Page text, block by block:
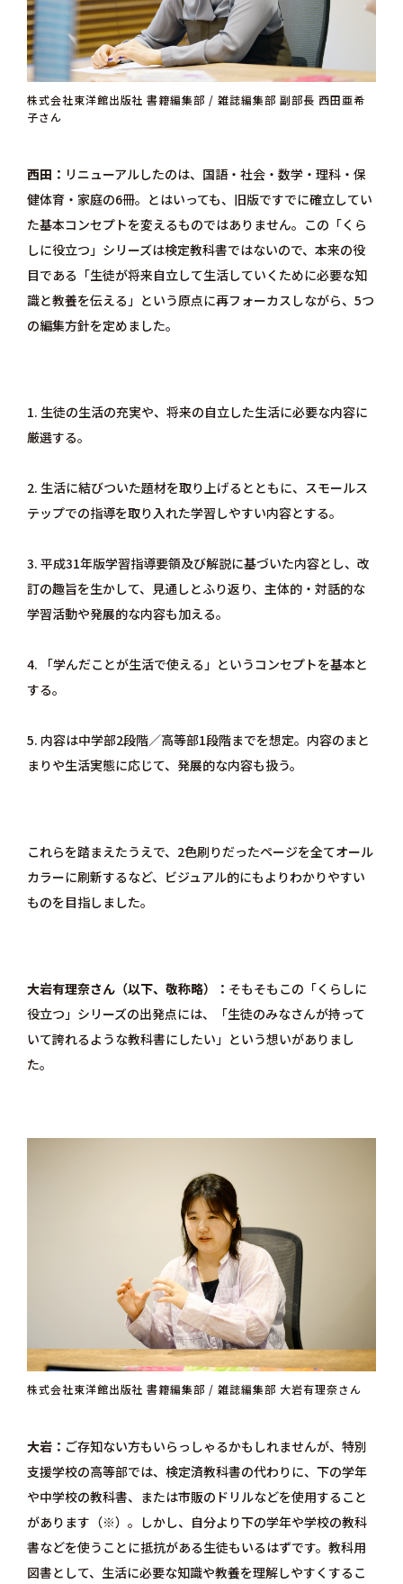
株式会社東洋館出版社 書籍編集部 / 雑誌編集部 副部長 西田亜希
子さん
西田
リニューアルしたのは、国語・社会・数学・理科・保
健体育・家庭の6冊。とはいっても、旧版ですでに確立してい
た基本コンセプトを変えるものではありません。この「くら
しに役立つ」シリーズは検定教科書ではないので、本来の役
目である「生徒が将来自立して生活していくために必要な知
識と教養を伝える」という原点に再フォーカスしながら、5つ
の編集方針を定めました。
1. 生徒の生活の充実や、将来の自立した生活に必要な内容に
厳選する。
2. 生活に結びついた題材を取り上げるとともに、スモールス
テップでの指導を取り入れた学習しやすい内容とする。
3. 平成31年版学習指導要領及び解説に基づいた内容とし、改
訂の趣旨を生かして、見通しとふり返り、主体的・対話的な
学習活動や発展的な内容も加える。
4. 「学んだことが生活で使える」というコンセプトを基本と
する。
5. 内容は中学部2段階／高等部1段階までを想定。内容のまと
まりや生活実態に応じて、発展的な内容も扱う。
これらを踏まえたうえで、2色刷りだったページを全てオール
カラーに刷新するなど、ビジュアル的にもよりわかりやすい
ものを目指しました。
大岩有理奈さん（以下、敬称略）
そもそもこの「くらしに
役立つ」シリーズの出発点には、「生徒のみなさんが持って
いて誇れるような教科書にしたい」という想いがありまし
た。
株式会社東洋館出版社 書籍編集部 / 雑誌編集部 大岩有理奈さん
大岩
ご存知ない方もいらっしゃるかもしれませんが、特別
支援学校の高等部では、検定済教科書の代わりに、下の学年
や中学校の教科書、または市販のドリルなどを使用すること
があります（※）。しかし、自分より下の学年や学校の教科
書などを使うことに抵抗がある生徒もいるはずです。教科用
図書として、生活に必要な知識や教養を理解しやすくするこ